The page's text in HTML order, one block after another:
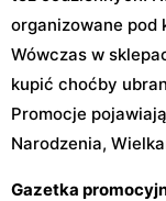
organizowane pod
Wówczas w
kupić choćby
Promocje
Narodzenia,
Gazetka